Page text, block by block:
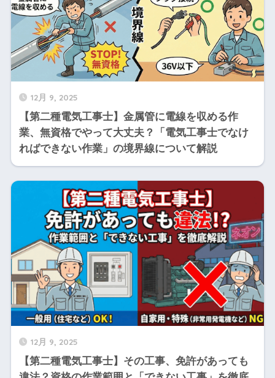
12月 9, 2025
【第二種電気工事士】金属管に電線を収める作
業、無資格でやって大丈夫？「電気工事士でなけ
ればできない作業」の境界線について解説
12月 9, 2025
【第二種電気工事士】その工事、免許があっても